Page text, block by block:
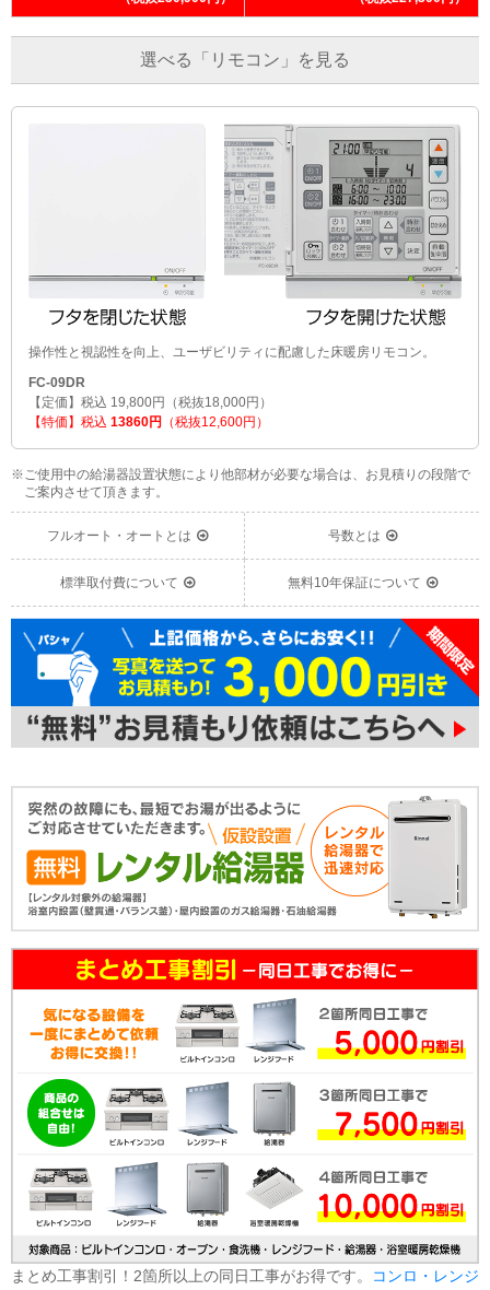
選べる「リモコン」を見る
操作性と視認性を向上、ユーザビリティに配慮した床暖房リモコン。
FC-09DR
【定価】税込 19,800円（税抜18,000円）
【特価】税込 13860円 （税抜12,600円）
※ご使用中の給湯器設置状態により他部材が必要な場合は、お見積りの段階で
ご案内させて頂きます。
フルオート・オートとは 号数とは
標準取付費について 無料10年保証について
まとめ工事割引！2箇所以上の同日工事がお得です。
コンロ・レンジ